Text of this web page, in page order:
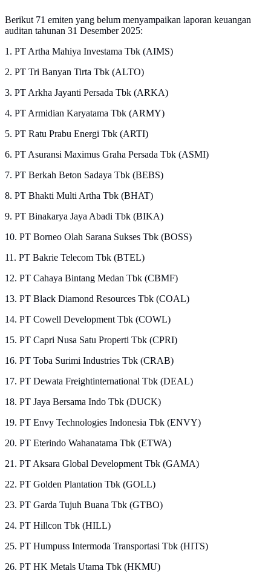
Berikut 71 emiten yang belum menyampaikan laporan keuangan
auditan tahunan 31 Desember 2025:
1. PT Artha Mahiya Investama Tbk (AIMS)
2. PT Tri Banyan Tirta Tbk (ALTO)
3. PT Arkha Jayanti Persada Tbk (ARKA)
4. PT Armidian Karyatama Tbk (ARMY)
5. PT Ratu Prabu Energi Tbk (ARTI)
6. PT Asuransi Maximus Graha Persada Tbk (ASMI)
7. PT Berkah Beton Sadaya Tbk (BEBS)
8. PT Bhakti Multi Artha Tbk (BHAT)
9. PT Binakarya Jaya Abadi Tbk (BIKA)
10. PT Borneo Olah Sarana Sukses Tbk (BOSS)
11. PT Bakrie Telecom Tbk (BTEL)
12. PT Cahaya Bintang Medan Tbk (CBMF)
13. PT Black Diamond Resources Tbk (COAL)
14. PT Cowell Development Tbk (COWL)
15. PT Capri Nusa Satu Properti Tbk (CPRI)
16. PT Toba Surimi Industries Tbk (CRAB)
17. PT Dewata Freightinternational Tbk (DEAL)
18. PT Jaya Bersama Indo Tbk (DUCK)
19. PT Envy Technologies Indonesia Tbk (ENVY)
20. PT Eterindo Wahanatama Tbk (ETWA)
21. PT Aksara Global Development Tbk (GAMA)
22. PT Golden Plantation Tbk (GOLL)
23. PT Garda Tujuh Buana Tbk (GTBO)
24. PT Hillcon Tbk (HILL)
25. PT Humpuss Intermoda Transportasi Tbk (HITS)
26. PT HK Metals Utama Tbk (HKMU)